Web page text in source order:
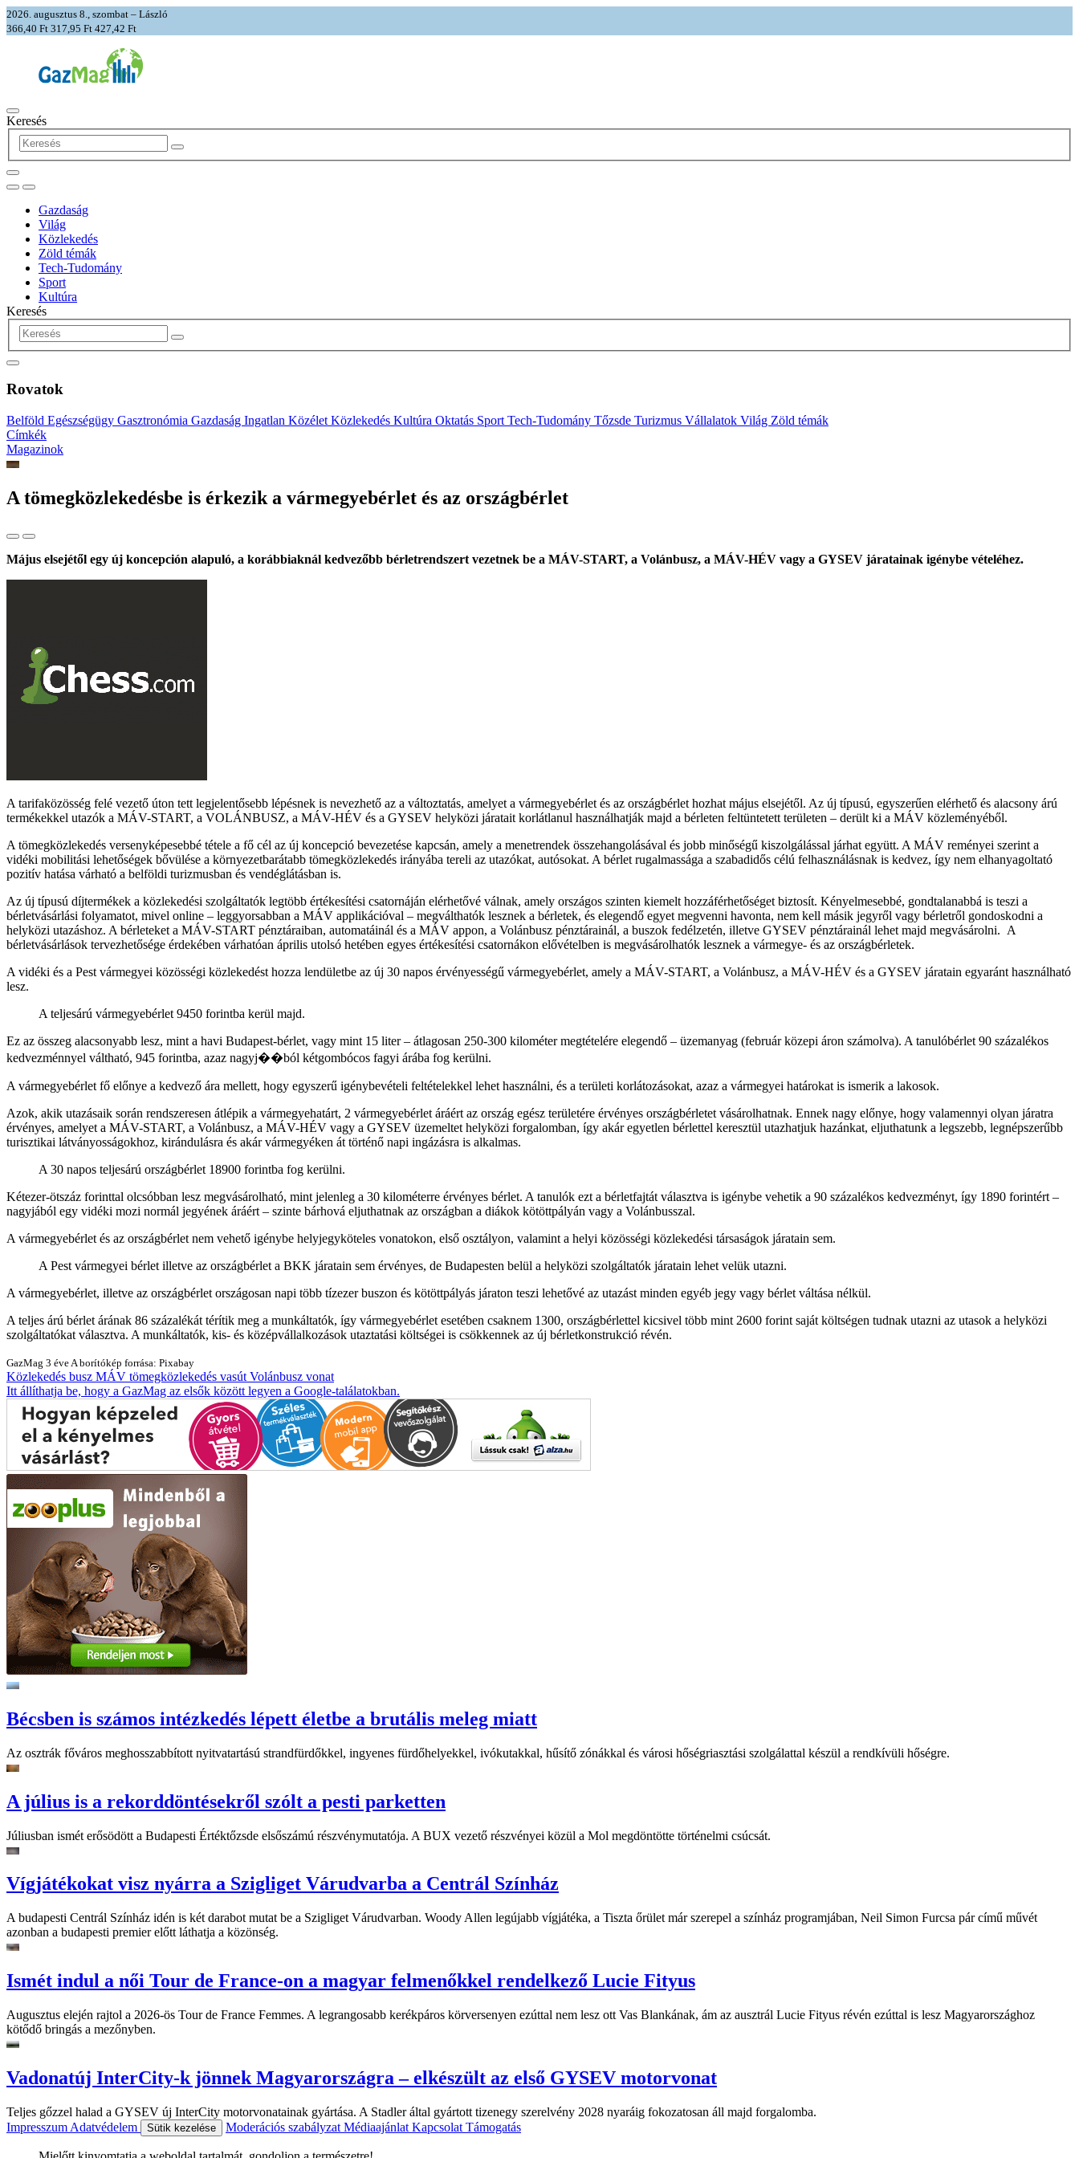
2026. augusztus 8., szombat – László
366,40 Ft 317,95 Ft 427,42 Ft
Keresés
Gazdaság
Világ
Közlekedés
Zöld témák
Tech-Tudomány
Sport
Kultúra
Keresés
Rovatok
Belföld Egészségügy Gasztronómia Gazdaság Ingatlan Közélet Közlekedés Kultúra Oktatás Sport Tech-Tudomány Tőzsde Turizmus Vállalatok Világ Zöld témák
Címkék
Magazinok
A tömegközlekedésbe is érkezik a vármegyebérlet és az országbérlet
Május elsejétől egy új koncepción alapuló, a korábbiaknál kedvezőbb bérletrendszert vezetnek be a MÁV-START, a Volánbusz, a MÁV-HÉV vagy a GYSEV járatainak igénybe vételéhez.
A tarifaközösség felé vezető úton tett legjelentősebb lépésnek is nevezhető az a változtatás, amelyet a vármegyebérlet és az országbérlet hozhat május elsejétől. Az új típusú, egyszerűen elérhető és alacsony árú
termékekkel utazók a MÁV-START, a VOLÁNBUSZ, a MÁV-HÉV és a GYSEV helyközi járatait korlátlanul használhatják majd a bérleten feltüntetett területen – derült ki a MÁV közleményéből.
A tömegközlekedés versenyképesebbé tétele a fő cél az új koncepció bevezetése kapcsán, amely a menetrendek összehangolásával és jobb minőségű kiszolgálással járhat együtt. A MÁV reményei szerint a
vidéki mobilitási lehetőségek bővülése a környezetbarátabb tömegközlekedés irányába tereli az utazókat, autósokat. A bérlet rugalmassága a szabadidős célú felhasználásnak is kedvez, így nem elhanyagoltató
pozitív hatása várható a belföldi turizmusban és vendéglátásban is.
Az új típusú díjtermékek a közlekedési szolgáltatók legtöbb értékesítési csatornáján elérhetővé válnak, amely országos szinten kiemelt hozzáférhetőséget biztosít. Kényelmesebbé, gondtalanabbá is teszi a
bérletvásárlási folyamatot, mivel online – leggyorsabban a MÁV applikációval – megválthatók lesznek a bérletek, és elegendő egyet megvenni havonta, nem kell másik jegyről vagy bérletről gondoskodni a
helyközi utazáshoz. A bérleteket a MÁV-START pénztáraiban, automatáinál és a MÁV appon, a Volánbusz pénztárainál, a buszok fedélzetén, illetve GYSEV pénztárainál lehet majd megvásárolni. A
bérletvásárlások tervezhetősége érdekében várhatóan április utolsó hetében egyes értékesítési csatornákon elővételben is megvásárolhatók lesznek a vármegye- és az országbérletek.
A vidéki és a Pest vármegyei közösségi közlekedést hozza lendületbe az új 30 napos érvényességű vármegyebérlet, amely a MÁV-START, a Volánbusz, a MÁV-HÉV és a GYSEV járatain egyaránt használható
lesz.
A teljesárú vármegyebérlet 9450 forintba kerül majd.
Ez az összeg alacsonyabb lesz, mint a havi Budapest-bérlet, vagy mint 15 liter – átlagosan 250-300 kilométer megtételére elegendő – üzemanyag (február közepi áron számolva). A tanulóbérlet 90 százalékos
kedvezménnyel váltható, 945 forintba, azaz nagyj��ból kétgombócos fagyi árába fog kerülni.
A vármegyebérlet fő előnye a kedvező ára mellett, hogy egyszerű igénybevételi feltételekkel lehet használni, és a területi korlátozásokat, azaz a vármegyei határokat is ismerik a lakosok.
Azok, akik utazásaik során rendszeresen átlépik a vármegyehatárt, 2 vármegyebérlet áráért az ország egész területére érvényes országbérletet vásárolhatnak. Ennek nagy előnye, hogy valamennyi olyan járatra
érvényes, amelyet a MÁV-START, a Volánbusz, a MÁV-HÉV vagy a GYSEV üzemeltet helyközi forgalomban, így akár egyetlen bérlettel keresztül utazhatjuk hazánkat, eljuthatunk a legszebb, legnépszerűbb
turisztikai látványosságokhoz, kirándulásra és akár vármegyéken át történő napi ingázásra is alkalmas.
A 30 napos teljesárú országbérlet 18900 forintba fog kerülni.
Kétezer-ötszáz forinttal olcsóbban lesz megvásárolható, mint jelenleg a 30 kilométerre érvényes bérlet. A tanulók ezt a bérletfajtát választva is igénybe vehetik a 90 százalékos kedvezményt, így 1890 forintért –
nagyjából egy vidéki mozi normál jegyének áráért – szinte bárhová eljuthatnak az országban a diákok kötöttpályán vagy a Volánbusszal.
A vármegyebérlet és az országbérlet nem vehető igénybe helyjegyköteles vonatokon, első osztályon, valamint a helyi közösségi közlekedési társaságok járatain sem.
A Pest vármegyei bérlet illetve az országbérlet a BKK járatain sem érvényes, de Budapesten belül a helyközi szolgáltatók járatain lehet velük utazni.
A vármegyebérlet, illetve az országbérlet országosan napi több tízezer buszon és kötöttpályás járaton teszi lehetővé az utazást minden egyéb jegy vagy bérlet váltása nélkül.
A teljes árú bérlet árának 86 százalékát térítik meg a munkáltatók, így vármegyebérlet esetében csaknem 1300, országbérlettel kicsivel több mint 2600 forint saját költségen tudnak utazni az utasok a helyközi
szolgáltatókat választva. A munkáltatók, kis- és középvállalkozások utaztatási költségei is csökkennek az új bérletkonstrukció révén.
GazMag 3 éve A borítókép forrása: Pixabay
Közlekedés busz MÁV tömegközlekedés vasút Volánbusz vonat
Itt állíthatja be, hogy a GazMag az elsők között legyen a Google-találatokban.
Bécsben is számos intézkedés lépett életbe a brutális meleg miatt
Az osztrák főváros meghosszabbított nyitvatartású strandfürdőkkel, ingyenes fürdőhelyekkel, ivókutakkal, hűsítő zónákkal és városi hőségriasztási szolgálattal készül a rendkívüli hőségre.
A július is a rekorddöntésekről szólt a pesti parketten
Júliusban ismét erősödött a Budapesti Értéktőzsde elsőszámú részvénymutatója. A BUX vezető részvényei közül a Mol megdöntötte történelmi csúcsát.
Vígjátékokat visz nyárra a Szigliget Várudvarba a Centrál Színház
A budapesti Centrál Színház idén is két darabot mutat be a Szigliget Várudvarban. Woody Allen legújabb vígjátéka, a Tiszta őrület már szerepel a színház programjában, Neil Simon Furcsa pár című művét
azonban a budapesti premier előtt láthatja a közönség.
Ismét indul a női Tour de France-on a magyar felmenőkkel rendelkező Lucie Fityus
Augusztus elején rajtol a 2026-ös Tour de France Femmes. A legrangosabb kerékpáros körversenyen ezúttal nem lesz ott Vas Blankának, ám az ausztrál Lucie Fityus révén ezúttal is lesz Magyarországhoz
kötődő bringás a mezőnyben.
Vadonatúj InterCity-k jönnek Magyarországra – elkészült az első GYSEV motorvonat
Teljes gőzzel halad a GYSEV új InterCity motorvonatainak gyártása. A Stadler által gyártott tizenegy szerelvény 2028 nyaráig fokozatosan áll majd forgalomba.
Impresszum Adatvédelem Sütik kezelése Moderációs szabályzat Médiaajánlat Kapcsolat Támogatás